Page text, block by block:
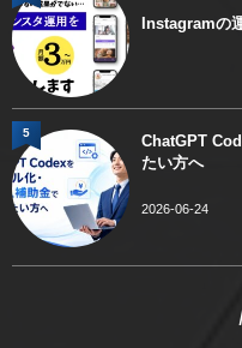
Instagramの
ChatGPT
たい方へ
2026-06-24
5